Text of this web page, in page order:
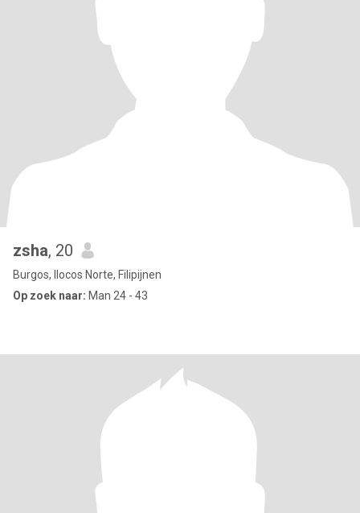
zsha, 20
Burgos, Ilocos Norte, Filipijnen
Op zoek naar: Man 24 - 43